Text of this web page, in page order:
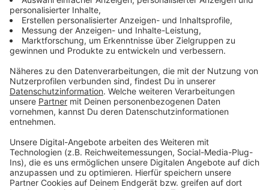
Kilometer wird um 20.15 Uhr sein, die letzten Läufer
gehen gegen 22 Uhr auf die Zehn-Kilometer-Strecke.
Anzeige
Weitere Infos und Links zum Thema:
Anzeige
Das schreibt D.Sports:
Hier kann man sich für den Frühjahrslauf der TG 1881
anmelden: